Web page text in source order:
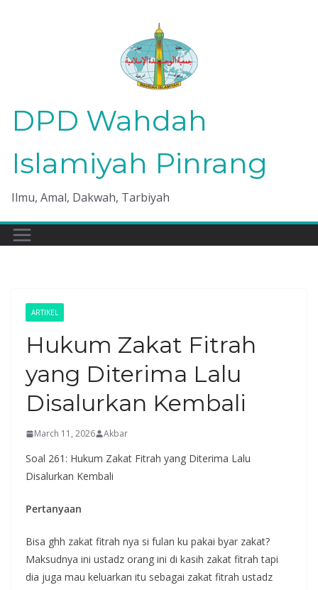
DPD Wahdah
Islamiyah Pinrang
Ilmu, Amal, Dakwah, Tarbiyah
ARTIKEL
Hukum Zakat Fitrah
yang Diterima Lalu
Disalurkan Kembali
March 11, 2026 Akbar
Soal 261: Hukum Zakat Fitrah yang Diterima Lalu
Disalurkan Kembali
Pertanyaan
Bisa ghh zakat fitrah nya si fulan ku pakai byar zakat?
Maksudnya ini ustadz orang ini di kasih zakat fitrah tapi
dia juga mau keluarkan itu sebagai zakat fitrah ustadz